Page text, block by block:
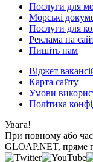
Послуги для
Морські
Послуги для
Реклама на
Пишіть нам
Віджет
Карта сайту
Умови
Політика
Увага!
При повному або
GLOAP.NET, пряме